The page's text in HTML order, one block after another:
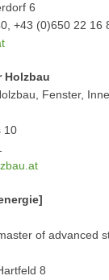
6
+43 (0)650 22 16
Holzbau
Fenster,
10
of advanced
8